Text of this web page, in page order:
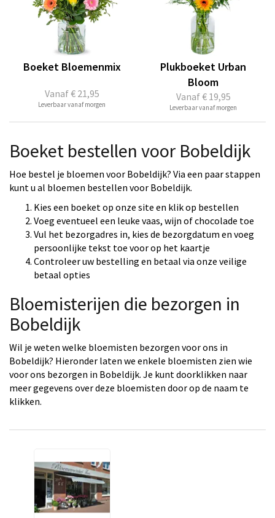
Vanaf€ 21,95
Boeket Bloemenmix
Leverbaar vanaf morgen
Vanaf€ 19,95
Plukboeket Urban
Bloom
Leverbaar vanaf morgen
Boeket bestellen voor Bobeldijk
Hoe bestel je bloemen voor Bobeldijk? Via een paar stappen
kunt u al bloemen bestellen voor Bobeldijk.
Kies een boeket op onze site en klik op bestellen
Voeg eventueel een leuke vaas, wijn of chocolade toe
Vul het bezorgadres in, kies de bezorgdatum en voeg
persoonlijke tekst toe voor op het kaartje
Controleer uw bestelling en betaal via onze veilige
betaal opties
Bloemisterijen die bezorgen in
Bobeldijk
Wil je weten welke bloemisten bezorgen voor ons in
Bobeldijk? Hieronder laten we enkele bloemisten zien wie
voor ons bezorgen in Bobeldijk. Je kunt doorklikken naar
meer gegevens over deze bloemisten door op de naam te
klikken.